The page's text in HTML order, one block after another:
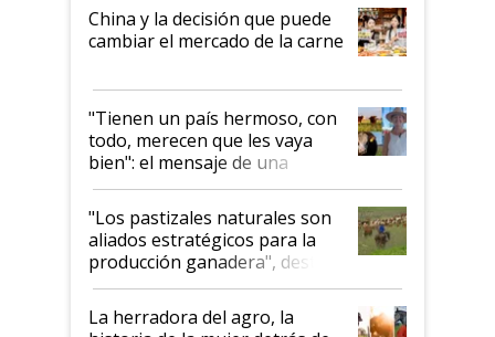
China y la decisión que puede
cambiar el mercado de la carne
"Tienen un país hermoso, con
todo, merecen que les vaya
bien": el mensaje de una
ganadera uruguaya sobre las
oportunidades que se abren
para el agro en Argentina, con
foco en la carne
"Los pastizales naturales son
aliados estratégicos para la
producción ganadera", destaca
la iniciativa que ya reúne a 46
establecimientos en Argentina
La herradora del agro, la